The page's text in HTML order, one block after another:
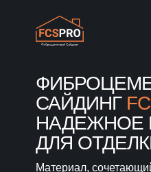
САЙДИНГ
НАДЕЖНОЕ
ДЛЯ
Материал,